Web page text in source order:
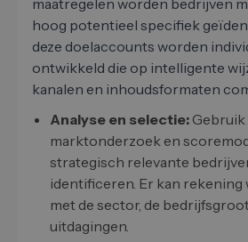
maatregelen worden bedrijven
hoog potentieel specifiek
deze doelaccounts worden
ontwikkeld die op intelligente
kanalen en inhoudsformaten
Analyse en selectie: Gebruik
marktonderzoek en
strategisch relevante
identificeren. Er kan rekening
met de sector, de
uitdagingen.